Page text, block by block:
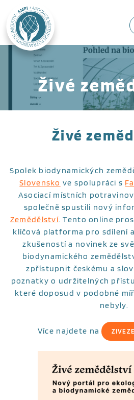
Živé
Živé
Spolek biodynamických
Slovensko ve spolupráci s
Asociací místních
společně spustili nový
Zemědělství. Tento online
klíčová platforma pro sdílení
zkušeností a novinek ze
biodynamického
zpřístupnit českému a
poznatky o udržitelných
které doposud v podobné
nebyly.
Více najdete na